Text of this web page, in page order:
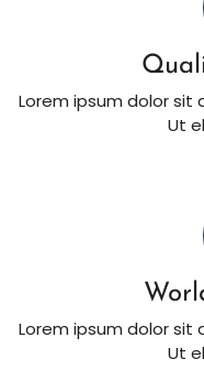
Lorem ipsum dolor
Ut
Lorem ipsum dolor
Ut